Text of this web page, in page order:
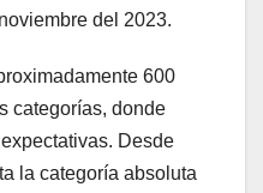
del 2023.
600
categorías, donde
Desde
la categoría absoluta